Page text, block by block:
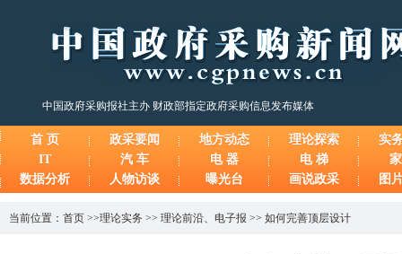
中国政府采购报社主办 财政部指定政府采购信息发布媒体
首 页 政采要闻 地方动态 理论探索
实
IT
汽 车 电 器 电 梯
数据分析
人物访谈 曝光台 画说政采 图
当前位置： 首页 >>理论实务 >> 理论前沿、 电子报 >> 如何完善顶层设计